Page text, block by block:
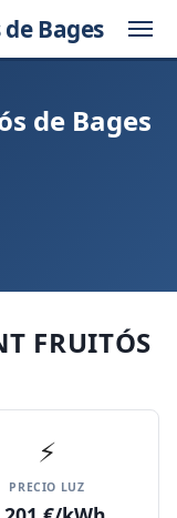
Bages
de Bages
FRUITÓS
⚡
PRECIO LUZ